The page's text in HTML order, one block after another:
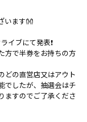
います👐
イブにて発表❗️
方で半券をお持ちの方
どの直営店又はアウト
したが、 抽選会はチ
ますのでご了承くださ